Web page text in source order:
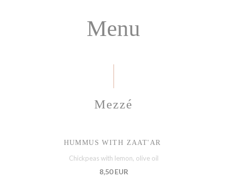
Menu
Mezzé
HUMMUS WITH ZAAT'AR
Chickpeas with lemon, olive oil
8,50 EUR